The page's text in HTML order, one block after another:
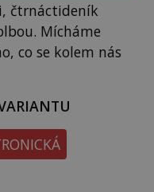
čtrnáctideník
Mícháme
co se kolem nás